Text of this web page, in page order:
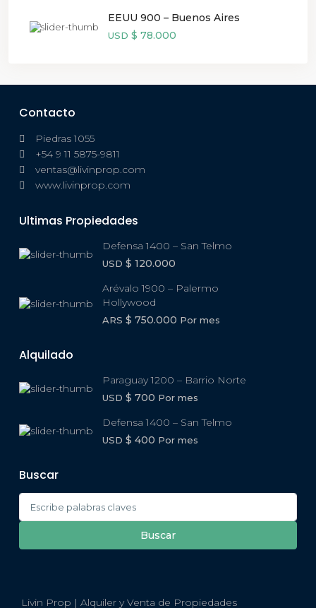
EEUU 900 – Buenos Aires
USD $ 78.000
Contacto
Piedras 1055
+54 9 11 5875-9811
ventas@livinprop.com
www.livinprop.com
Ultimas Propiedades
Defensa 1400 – San Telmo
USD $ 120.000
Arévalo 1900 – Palermo
Hollywood
ARS $ 750.000 Por mes
Alquilado
Paraguay 1200 – Barrio Norte
USD $ 700 Por mes
Defensa 1400 – San Telmo
USD $ 400 Por mes
Buscar
Search
for:
Buscar
Livin Prop | Alquiler y Venta de Propiedades